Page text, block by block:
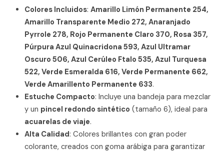
Colores Incluidos: Amarillo Limón Permanente 254,
Amarillo Transparente Medio 272, Anaranjado
Pyrrole 278, Rojo Permanente Claro 370, Rosa 357,
Púrpura Azul Quinacridona 593, Azul Ultramar
Oscuro 506, Azul Cerúleo Ftalo 535, Azul Turquesa
522, Verde Esmeralda 616, Verde Permanente 662,
Verde Amarillento Permanente 633.
Estuche Compacto: Incluye una bandeja para mezclar
y un pincel redondo sintético (tamaño 6), ideal para
acuarelas de viaje.
Alta Calidad: Colores brillantes con gran poder
colorante, creados con goma arábiga para garantizar